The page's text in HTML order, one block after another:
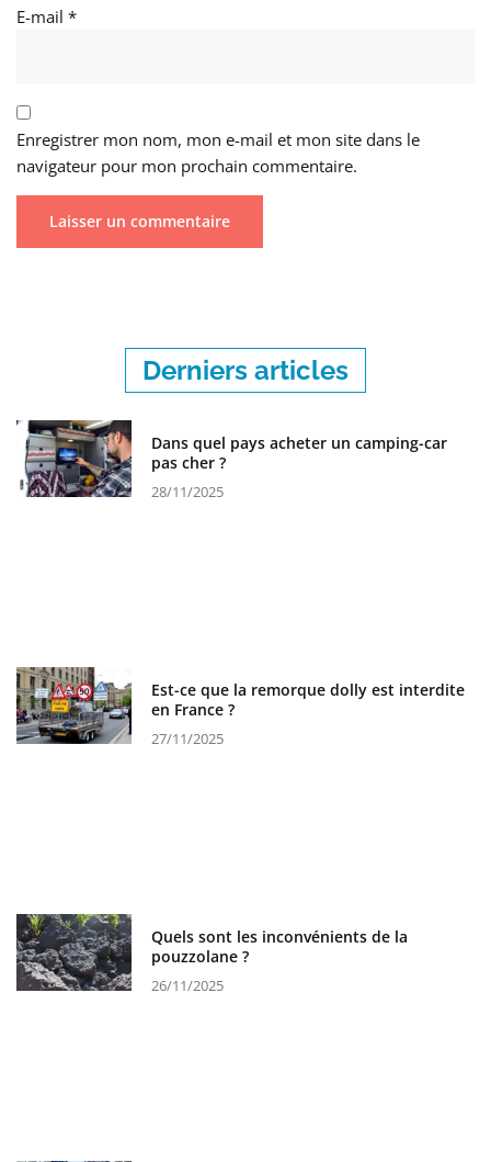
E-mail *
Enregistrer mon nom, mon e-mail et mon site dans le
navigateur pour mon prochain commentaire.
Derniers articles
Dans quel pays acheter un camping-car
pas cher ?
28/11/2025
Est-ce que la remorque dolly est interdite
en France ?
27/11/2025
Quels sont les inconvénients de la
pouzzolane ?
26/11/2025